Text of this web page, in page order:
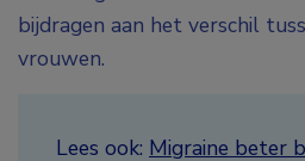
bijdragen aan het verschil
vrouwen.
Lees ook: Migraine beter